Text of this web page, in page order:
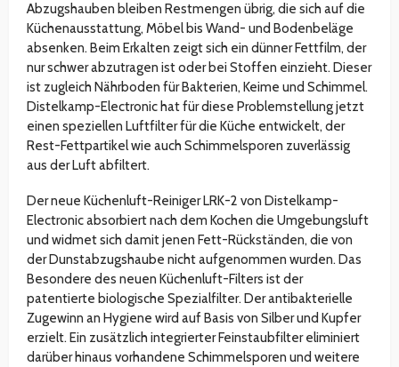
Abzugshauben bleiben Restmengen übrig, die sich auf die
Küchenausstattung, Möbel bis Wand- und Bodenbeläge
absenken. Beim Erkalten zeigt sich ein dünner Fettfilm, der
nur schwer abzutragen ist oder bei Stoffen einzieht. Dieser
ist zugleich Nährboden für Bakterien, Keime und Schimmel.
Distelkamp-Electronic hat für diese Problemstellung jetzt
einen speziellen Luftfilter für die Küche entwickelt, der
Rest-Fettpartikel wie auch Schimmelsporen zuverlässig
aus der Luft abfiltert.
Der neue Küchenluft-Reiniger LRK-2 von Distelkamp-
Electronic absorbiert nach dem Kochen die Umgebungsluft
und widmet sich damit jenen Fett-Rückständen, die von
der Dunstabzugshaube nicht aufgenommen wurden. Das
Besondere des neuen Küchenluft-Filters ist der
patentierte biologische Spezialfilter. Der antibakterielle
Zugewinn an Hygiene wird auf Basis von Silber und Kupfer
erzielt. Ein zusätzlich integrierter Feinstaubfilter eliminiert
darüber hinaus vorhandene Schimmelsporen und weitere